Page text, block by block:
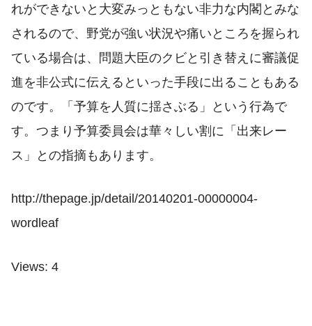
れができないと大変みっともない非力な内閣とみな
されるので、野党が強い状況や痛いところを握られ
ている場合は、問題大臣のクビと引き替えに審議促
進を非公式に伝えるといった手段に出ることもある
のです。「予算を人質に揺さぶる」という行為で
す。つまり予算委員会は華々しい割に「出来レー
ス」との指摘もあります。
http://thepage.jp/detail/20140201-00000004-
wordleaf
Views: 4